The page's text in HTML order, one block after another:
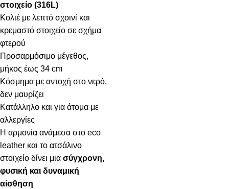
στοιχείο (316L)
Κολιέ με λεπτό σχοινί και
κρεμαστό στοιχείο σε σχήμα
φτερού
Προσαρμόσιμο μέγεθος,
μήκος έως 34 cm
Κόσμημα με αντοχή στο νερό,
δεν μαυρίζει
Κατάλληλο και για άτομα με
αλλεργίες
Η αρμονία ανάμεσα στο eco
leather και το ατσάλινο
στοιχείο δίνει μια σύγχρονη,
φυσική και δυναμική
αίσθηση